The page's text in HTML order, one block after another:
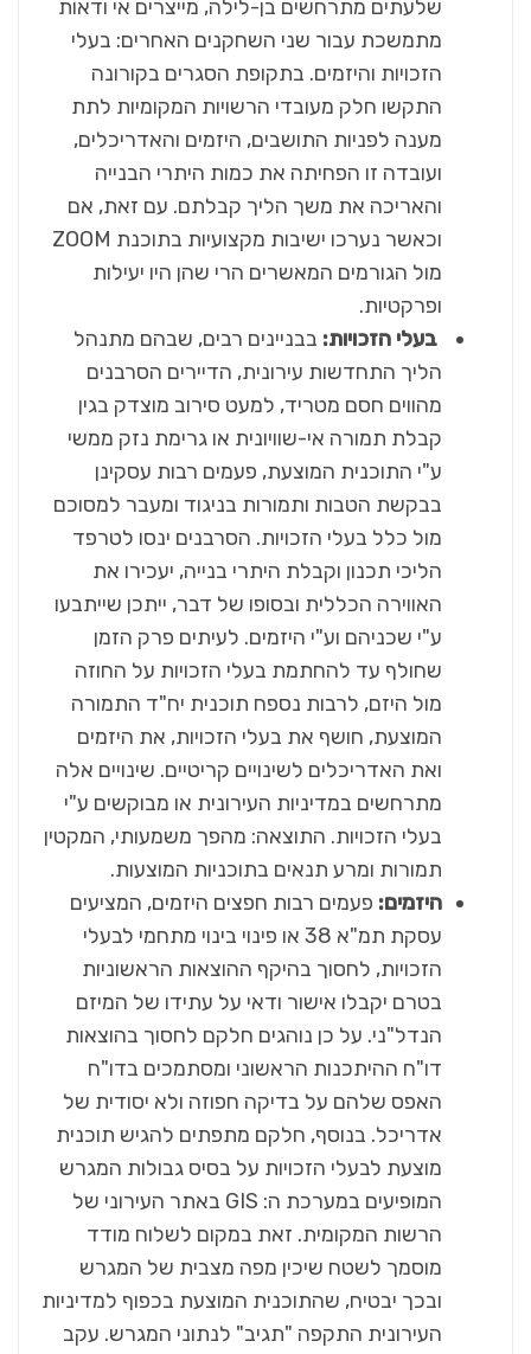
שלעתים מתרחשים בן-לילה, מייצרים אי ודאות
מתמשכת עבור שני השחקנים האחרים: בעלי
הזכויות והיזמים. בתקופת הסגרים בקורונה
התקשו חלק מעובדי הרשויות המקומיות לתת
מענה לפניות התושבים, היזמים והאדריכלים,
ועובדה זו הפחיתה את כמות היתרי הבנייה
והאריכה את משך הליך קבלתם. עם זאת, אם
וכאשר נערכו ישיבות מקצועיות בתוכנת ZOOM
מול הגורמים המאשרים הרי שהן היו יעילות
ופרקטיות.
בעלי הזכויות: בבניינים רבים, שבהם מתנהל
הליך התחדשות עירונית, הדיירים הסרבנים
מהווים חסם מטריד, למעט סירוב מוצדק בגין
קבלת תמורה אי-שוויונית או גרימת נזק ממשי
ע"י התוכנית המוצעת, פעמים רבות עסקינן
בבקשת הטבות ותמורות בניגוד ומעבר למסוכם
מול כלל בעלי הזכויות. הסרבנים ינסו לטרפד
הליכי תכנון וקבלת היתרי בנייה, יעכירו את
האווירה הכללית ובסופו של דבר, ייתכן שייתבעו
ע"י שכניהם וע"י היזמים. לעיתים פרק הזמן
שחולף עד להחתמת בעלי הזכויות על החוזה
מול היזם, לרבות נספח תוכנית יח"ד התמורה
המוצעת, חושף את בעלי הזכויות, את היזמים
ואת האדריכלים לשינויים קריטיים. שינויים אלה
מתרחשים במדיניות העירונית או מבוקשים ע"י
בעלי הזכויות. התוצאה: מהפך משמעותי, המקטין
תמורות ומרע תנאים בתוכניות המוצעות.
היזמים: פעמים רבות חפצים היזמים, המציעים
עסקת תמ"א 38 או פינוי בינוי מתחמי לבעלי
הזכויות, לחסוך בהיקף ההוצאות הראשוניות
בטרם יקבלו אישור ודאי על עתידו של המיזם
הנדל"ני. על כן נוהגים חלקם לחסוך בהוצאות
דו"ח ההיתכנות הראשוני ומסתמכים בדו"ח
האפס שלהם על בדיקה חפוזה ולא יסודית של
אדריכל. בנוסף, חלקם מתפתים להגיש תוכנית
מוצעת לבעלי הזכויות על בסיס גבולות המגרש
המופיעים במערכת ה: GIS באתר העירוני של
הרשות המקומית. זאת במקום לשלוח מודד
מוסמך לשטח שיכין מפה מצבית של המגרש
ובכך יבטיח, שהתוכנית המוצעת בכפוף למדיניות
העירונית התקפה "תגיב" לנתוני המגרש. עקב